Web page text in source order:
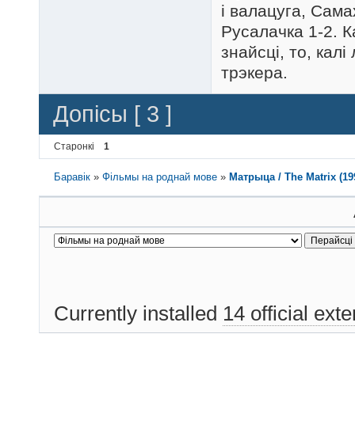
і валацуга,
Русалачка 1-2.
знайсці, то,
трэкера.
Допісы [ 3 ]
Старонкі 1
Баравік »Фільмы на роднай мове » Матрыца / The Matrix
Currently installed 14 official